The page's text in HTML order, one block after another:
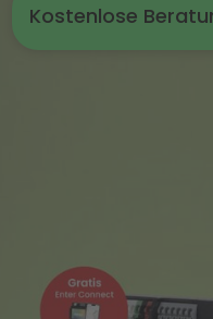
Kostenlose